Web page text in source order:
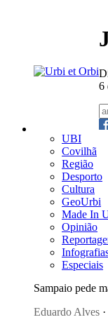
6
UBI
Covilhã
Região
Desporto
Cultura
GeoUrbi
Made In
Opinião
Especiais
Sampaio pede
Eduardo Alves